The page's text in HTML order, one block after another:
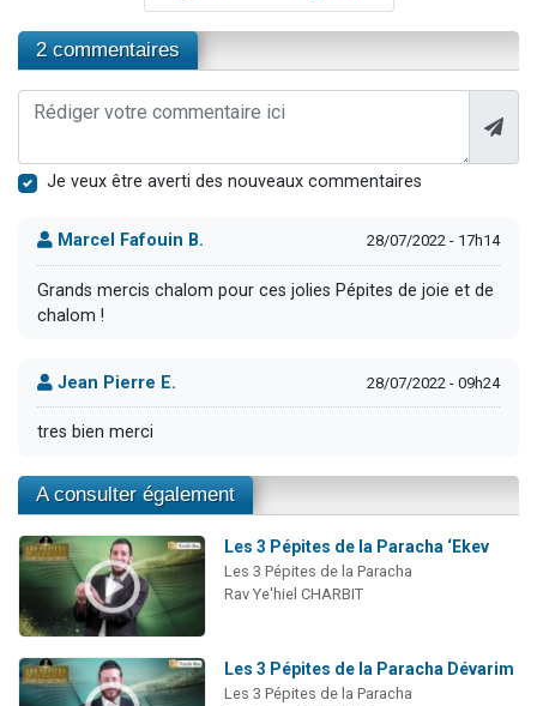
2 commentaires
Je veux être averti des nouveaux commentaires
Marcel Fafouin B. 28/07/2022 - 17h14
Grands mercis chalom pour ces jolies Pépites de joie et de
chalom !
Jean Pierre E. 28/07/2022 - 09h24
tres bien merci
A consulter également
Les 3 Pépites de la Paracha ‘Ekev
Les 3 Pépites de la Paracha
Rav Ye'hiel CHARBIT
Les 3 Pépites de la Paracha Dévarim
Les 3 Pépites de la Paracha